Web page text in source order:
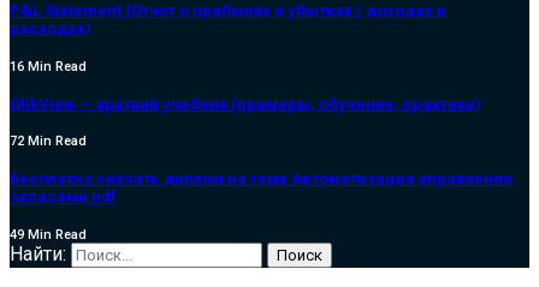
P&L Statement (Отчет о прибылях и убытках / доходах и
расходах)
16 Min Read
QlikView — краткий учебник (примеры, обучение, практика)
72 Min Read
Бесплатно скачать диплом на тему Автоматизация управления
запасами pdf
49 Min Read
Найти: